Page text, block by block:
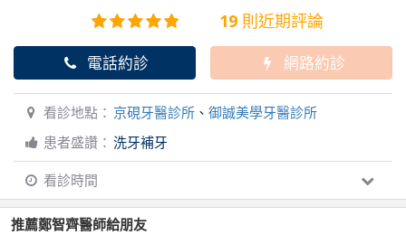
19則近期評論
電話約診 網路約診
看診地點： 京硯牙醫診所 、 御誠美學牙醫診所
患者盛讚： 洗牙補牙
看診時間
推薦鄭智齊醫師給朋友